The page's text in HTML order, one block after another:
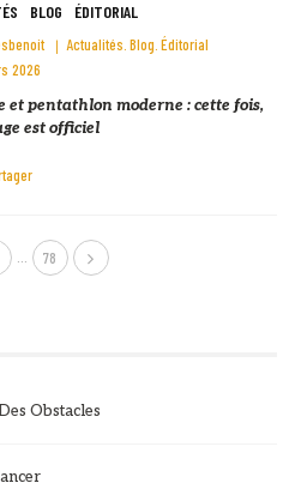
BLOG ÉDITORIAL
Actualités Blog Éditorial
2026
et pentathlon moderne : cette fois,
est officiel
… 78
Obstacles